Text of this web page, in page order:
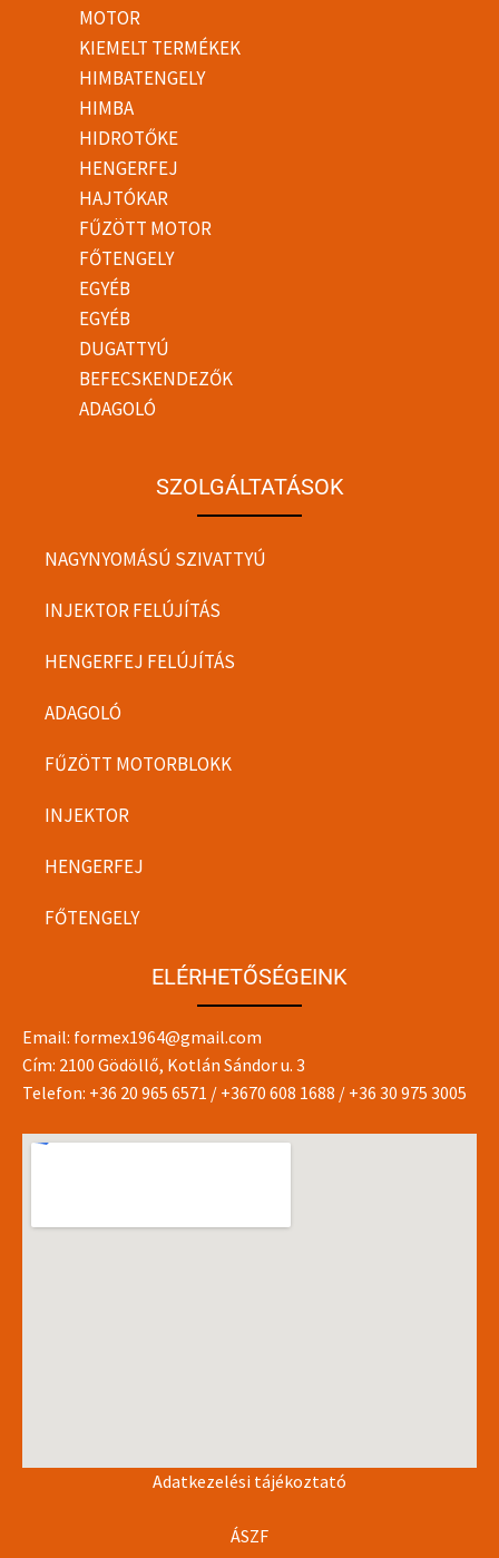
MOTOR
KIEMELT TERMÉKEK
HIMBATENGELY
HIMBA
HIDROTŐKE
HENGERFEJ
HAJTÓKAR
FŰZÖTT MOTOR
FŐTENGELY
EGYÉB
EGYÉB
DUGATTYÚ
BEFECSKENDEZŐK
ADAGOLÓ
SZOLGÁLTATÁSOK
NAGYNYOMÁSÚ SZIVATTYÚ
INJEKTOR FELÚJÍTÁS
HENGERFEJ FELÚJÍTÁS
ADAGOLÓ
FŰZÖTT MOTORBLOKK
INJEKTOR
HENGERFEJ
FŐTENGELY
ELÉRHETŐSÉGEINK
Email: formex1964@gmail.com
Cím: 2100 Gödöllő, Kotlán Sándor u. 3
Telefon: +36 20 965 6571 / +3670 608 1688 / +36 30 975 3005
Adatkezelési tájékoztató
ÁSZF